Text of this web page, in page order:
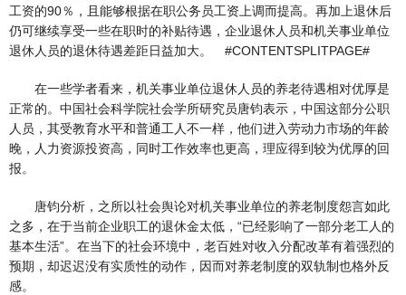
工资的90％，且能够根据在职公务员工资上调而提高。再加上退休后
仍可继续享受一些在职时的补贴待遇，企业退休人员和机关事业单位
退休人员的退休待遇差距日益加大。 #CONTENTSPLITPAGE#
在一些学者看来，机关事业单位退休人员的养老待遇相对优厚是
正常的。中国社会科学院社会学所研究员唐钧表示，中国这部分公职
人员，其受教育水平和普通工人不一样，他们进入劳动力市场的年龄
晚，人力资源投资高，同时工作效率也更高，理应得到较为优厚的回
报。
唐钧分析，之所以社会舆论对机关事业单位的养老制度怨言如此
之多，在于当前企业职工的退休金太低，“已经影响了一部分老工人的
基本生活”。在当下的社会环境中，老百姓对收入分配改革有着强烈的
预期，却迟迟没有实质性的动作，因而对养老制度的双轨制也格外反
感。